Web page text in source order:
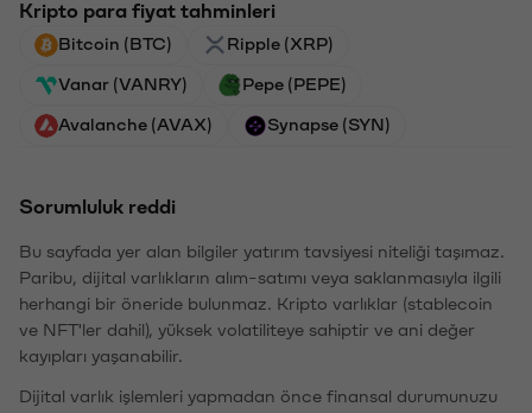
Kripto para fiyat tahminleri
Bitcoin (BTC) Ripple (XRP)
Vanar (VANRY) Pepe (PEPE)
Avalanche (AVAX) Synapse (SYN)
Sorumluluk reddi
Bu sayfada yer alan bilgiler yatırım tavsiyesi niteliği taşımaz.
Paribu, dijital varlıkların alım-satımı veya saklanmasıyla ilgili
herhangi bir öneride bulunmaz. Kripto varlıklar (stablecoin
ve NFT'ler dahil), yüksek volatiliteye sahiptir ve ani değer
kayıpları yaşanabilir.
Dijital varlık işlemleri yapmadan önce finansal durumunuzu